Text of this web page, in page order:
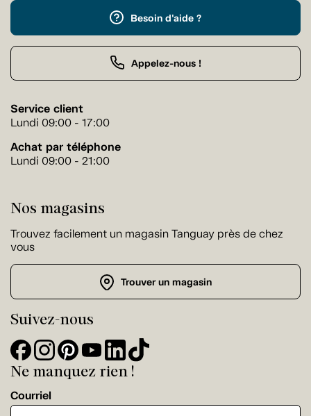
Besoin d'aide ?
Appelez-nous !
Service client
Lundi 09:00 - 17:00
Achat par téléphone
Lundi 09:00 - 21:00
Nos magasins
Trouvez facilement un magasin Tanguay près de chez
vous
Trouver un magasin
Suivez-nous
Ne manquez rien !
Courriel